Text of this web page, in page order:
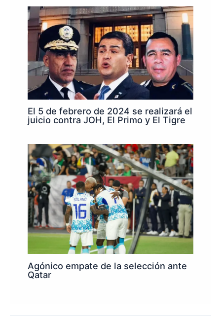
El 5 de febrero de 2024 se realizará el
juicio contra JOH, El Primo y El Tigre
Agónico empate de la selección ante
Qatar